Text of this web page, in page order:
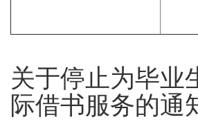
关于停止为毕业
际借书服务的通